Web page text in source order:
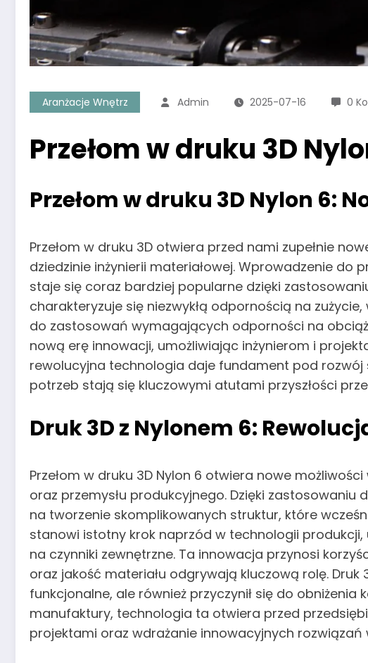
Aranżacje Wnętrz Admin 2025-07-16 0
Przełom w druku 3D
Przełom w druku 3D Nylon 6:
Przełom w druku 3D otwiera przed nami zupełnie
dziedzinie inżynierii materiałowej. Wprowadzenie
staje się coraz bardziej popularne dzięki
charakteryzuje się niezwykłą odpornością na
do zastosowań wymagających odporności na
nową erę innowacji, umożliwiając inżynierom i
rewolucyjna technologia daje fundament pod
potrzeb stają się kluczowymi atutami przyszłości
Druk 3D z Nylonem 6:
Przełom w druku 3D Nylon 6 otwiera nowe
oraz przemysłu produkcyjnego. Dzięki
na tworzenie skomplikowanych struktur, które
stanowi istotny krok naprzód w technologii
na czynniki zewnętrzne. Ta innowacja przynosi
oraz jakość materiału odgrywają kluczową rolę.
funkcjonalne, ale również przyczynił się do
manufaktury, technologia ta otwiera przed
projektami oraz wdrażanie innowacyjnych